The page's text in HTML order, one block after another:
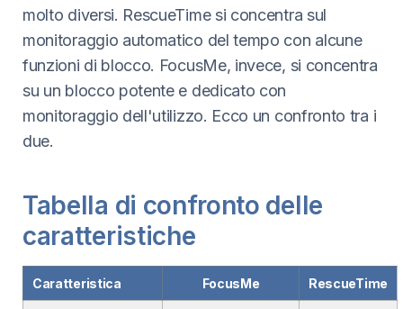
molto diversi. RescueTime si concentra sul
monitoraggio automatico del tempo con alcune
funzioni di blocco. FocusMe, invece, si concentra
su un blocco potente e dedicato con
monitoraggio dell'utilizzo. Ecco un confronto tra i
due.
Tabella di confronto delle
caratteristiche
Caratteristica FocusMe RescueTime